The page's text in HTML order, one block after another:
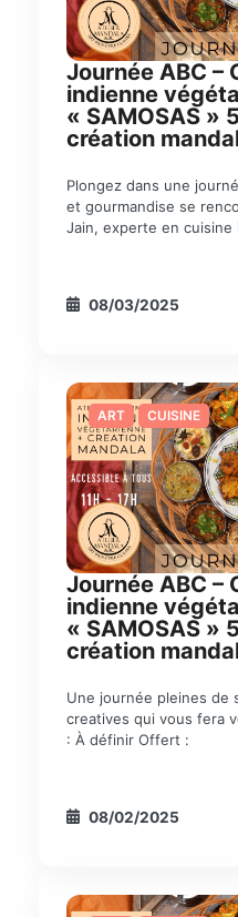
Journée ABC –
indienne
« SAMOSAS »
création
Plongez dans une
et gourmandise se
Jain, experte en
08/03/2025
ART CUISINE
Journée ABC –
indienne
« SAMOSAS »
création
Une journée pleines de
creatives qui vous fera
: À définir Offert :
08/02/2025